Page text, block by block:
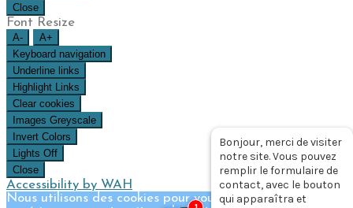
Close
Font Resize
A-
A+
Keyboard navigation
Underline links
Highlight Links
Clear cookies
Images Greyscale
Invert Colors
Lights Off
Close
Accessibility by WAH
Bonjour, merci de visiter
notre site. Vous pouvez
remplir le formulaire de
contact, avec le bouton
qui apparaîtra et
Nous utilisons des cookies pour vous garantir la meilleure